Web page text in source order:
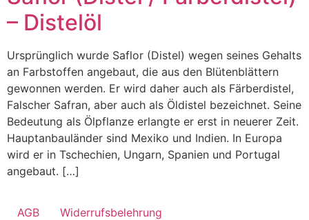
– Distelöl
Ursprünglich wurde Saflor (Distel) wegen seines Gehalts
an Farbstoffen angebaut, die aus den Blütenblättern
gewonnen werden. Er wird daher auch als Färberdistel,
Falscher Safran, aber auch als Öldistel bezeichnet. Seine
Bedeutung als Ölpflanze erlangte er erst in neuerer Zeit.
Hauptanbauländer sind Mexiko und Indien. In Europa
wird er in Tschechien, Ungarn, Spanien und Portugal
angebaut. […]
AGB
Widerrufsbelehrung